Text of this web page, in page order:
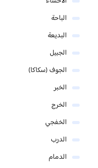
الباحة
البديعة
الجبيل
الجوف (سكاكا)
الخبر
الخرج
الخفجي
الدرب
الدمام